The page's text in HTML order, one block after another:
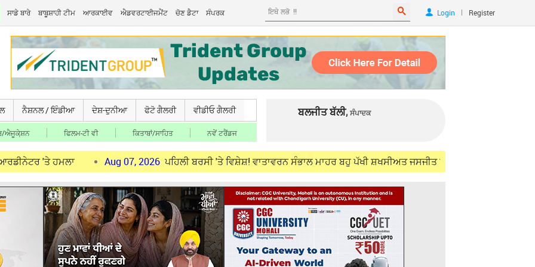
ਸਾਡੇ ਬਾਰੇ ਬਾਬੂਸ਼ਾਹੀ ਟੀਮ ਆਰਕਾਈਵ ਐਡਵਰਟਾਈਜਮੈਂਟ ਚੋਣ ਡੈਟਾ ਸੰਪਰਕ Login | Register
ਨੈਸ਼ਨਲ / ਇੰਡੀਆ ਦੇਸ਼-ਦੁਨੀਆ ਫੋਟੋ ਗੈਲਰੀ ਵੀਡੀਓ ਗੈਲਰੀ
ਐਜੂਕੇ਼ਸ਼ਨ ਫਿਲਮ-ਟੀ ਵੀ ਕਿਤਾਬਾਂ/ਸਾਹਿਤ ਨਵੇਂ ਟਰੈਂਡਜ
ਬਲਜੀਤ ਬੱਲੀ, ਸੰਪਾਦਕ
ਹਮਲਾ Aug 07, 2026 ਪਹਿਲੀ ਬਰਸੀ 'ਤੇ ਵਿਸ਼ੇਸ਼! ਵਾਤਾਵਰਨ ਸੰਭਾਲ ਮਾਹਰ ਬਹੁ ਪੱਖੀ ਸ਼ਖਸੀਅਤ ਜਸਜੀਤ ਸਿੰਘ ਸਮੁੰਦਰੀ (IFS) ਨੂੰ ਯਾਦ ਕਰਦਿਆਂ